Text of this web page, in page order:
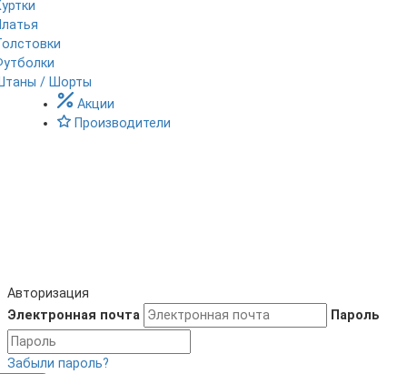
/ Шорты
Акции
Производители
Авторизация
Электронная почта
Пароль
Забыли пароль?